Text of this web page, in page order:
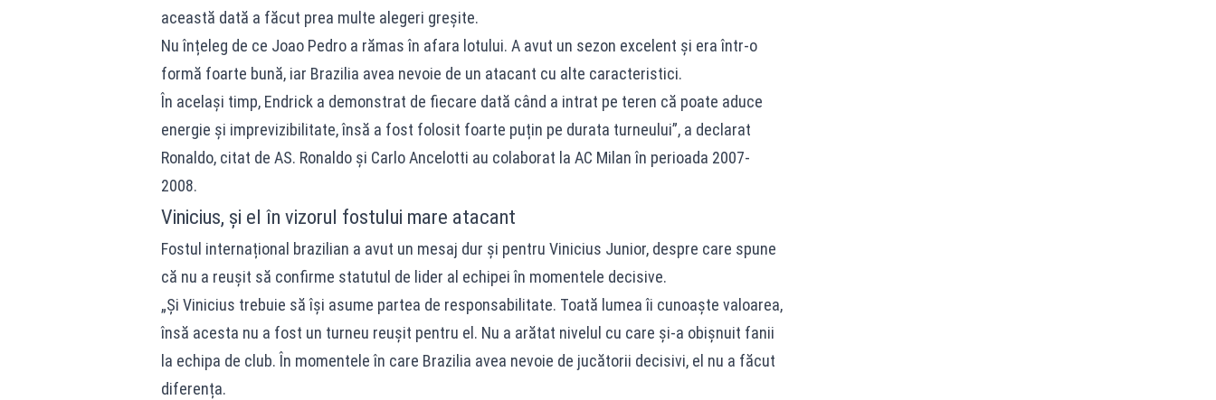
această dată a făcut prea multe alegeri greșite.
Nu înțeleg de ce Joao Pedro a rămas în afara lotului. A avut un sezon excelent și era într-o
formă foarte bună, iar Brazilia avea nevoie de un atacant cu alte caracteristici.
În același timp, Endrick a demonstrat de fiecare dată când a intrat pe teren că poate aduce
energie și imprevizibilitate, însă a fost folosit foarte puțin pe durata turneului”, a declarat
Ronaldo, citat de AS. Ronaldo și Carlo Ancelotti au colaborat la AC Milan în perioada 2007-
2008.
Vinicius, și el în vizorul fostului mare atacant
Fostul internațional brazilian a avut un mesaj dur și pentru Vinicius Junior, despre care spune
că nu a reușit să confirme statutul de lider al echipei în momentele decisive.
„Și Vinicius trebuie să își asume partea de responsabilitate. Toată lumea îi cunoaște valoarea,
însă acesta nu a fost un turneu reușit pentru el. Nu a arătat nivelul cu care și-a obișnuit fanii
la echipa de club. În momentele în care Brazilia avea nevoie de jucătorii decisivi, el nu a făcut
diferența.